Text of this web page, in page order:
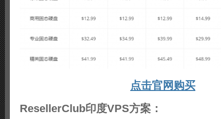
点击官网购买
ResellerClub印度VPS方案：